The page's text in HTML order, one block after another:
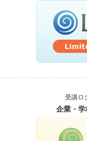
受講ロ
企業・